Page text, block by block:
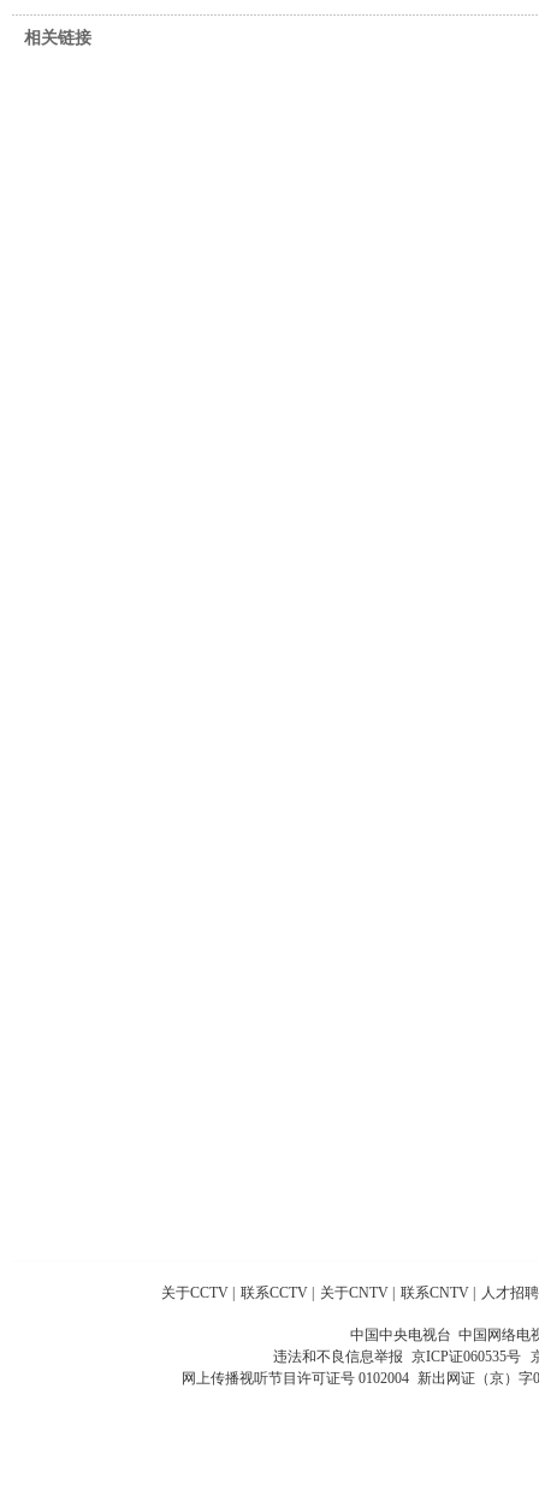
相关链接
关于CCTV 联系CCTV 关于CNTV 联系CNTV 人才招聘
中国中央电视台 中国网络电
违法和不良信息举报 京ICP证060535号
网上传播视听节目许可证号 0102004 新出网证（京）